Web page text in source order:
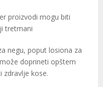
proizvodi mogu biti
tretmani
negu, poput losiona za
doprineti opštem
zdravlje kose.